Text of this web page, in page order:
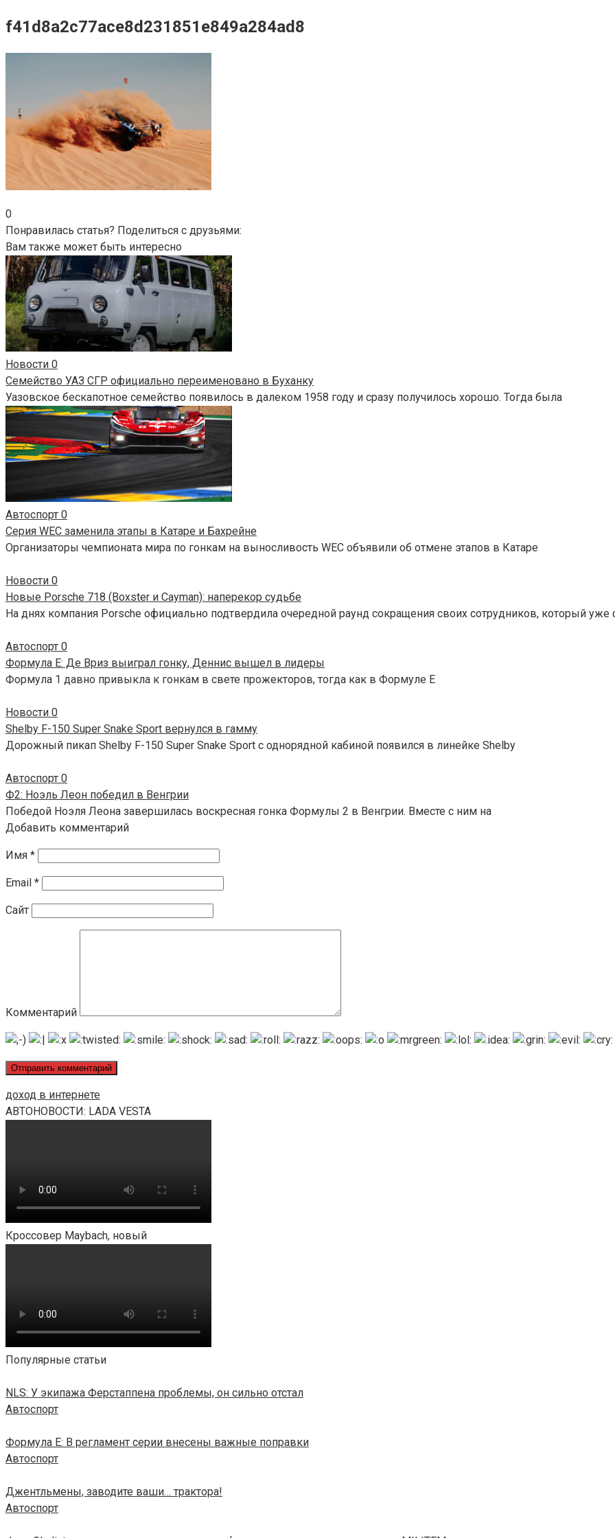
f41d8a2c77ace8d231851e849a284ad8
0
Понравилась статья? Поделиться с друзьями:
Вам также может быть интересно
Новости 0
Семейство УАЗ СГР официально переименовано в Буханку
Уазовское бескапотное семейство появилось в далеком 1958 году и сразу получилось хорошо. Тогда была
Автоспорт 0
Серия WEC заменила этапы в Катаре и Бахрейне
Организаторы чемпионата мира по гонкам на выносливость WEC объявили об отмене этапов в Катаре
Новости 0
Новые Porsche 718 (Boxster и Cayman): наперекор судьбе
На днях компания Porsche официально подтвердила очередной раунд сокращения своих сотрудников, который уже
Автоспорт 0
Формула E: Де Вриз выиграл гонку, Деннис вышел в лидеры
Формула 1 давно привыкла к гонкам в свете прожекторов, тогда как в Формуле E
Новости 0
Shelby F-150 Super Snake Sport вернулся в гамму
Дорожный пикап Shelby F-150 Super Snake Sport с однорядной кабиной появился в линейке Shelby
Автоспорт 0
Ф2: Ноэль Леон победил в Венгрии
Победой Ноэля Леона завершилась воскресная гонка Формулы 2 в Венгрии. Вместе с ним на
Добавить комментарий
Имя *
Email *
Сайт
Комментарий
доход в интернете
АВТОНОВОСТИ: LADA VESTA
Кроссовер Maybach, новый
Популярные статьи
NLS: У экипажа Ферстаппена проблемы, он сильно отстал
Автоспорт
Формула E: В регламент серии внесены важные поправки
Автоспорт
Джентльмены, заводите ваши… трактора!
Автоспорт